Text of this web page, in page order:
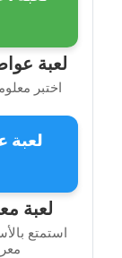
لعبة
اختبر
لعبة
استمتع